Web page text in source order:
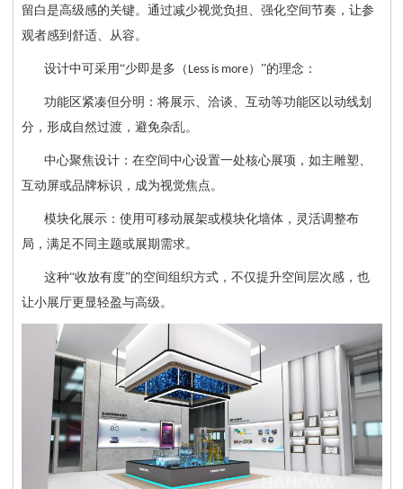
留白是高级感的关键。通过减少视觉负担、强化空间节奏，让参
观者感到舒适、从容。
设计中可采用“少即是多（ Less is more）”的理念：
功能区紧凑但分明：将展示、洽谈、互动等功能区以动线划
分，形成自然过渡，避免杂乱。
中心聚焦设计：在空间中心设置一处核心展项，如主雕塑、
互动屏或品牌标识，成为视觉焦点。
模块化展示：使用可移动展架或模块化墙体，灵活调整布
局，满足不同主题或展期需求。
这种“收放有度”的空间组织方式，不仅提升空间层次感，也
让小展厅更显轻盈与高级。